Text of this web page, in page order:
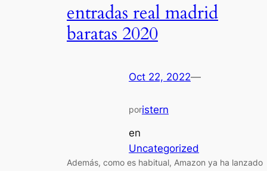
entradas real madrid
baratas 2020
Oct 22, 2022—
poristern
en
Uncategorized
Además, como es habitual, Amazon ya ha lanzado